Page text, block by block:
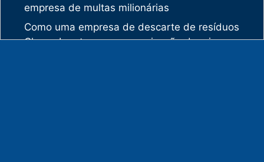
empresa de multas milionárias
Como uma empresa de descarte de resíduos
Classe I protege sua organização de crimes